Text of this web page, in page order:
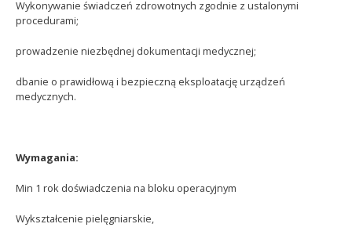
Wykonywanie świadczeń zdrowotnych zgodnie z ustalonymi
procedurami;
prowadzenie niezbędnej dokumentacji medycznej;
dbanie o prawidłową i bezpieczną eksploatację urządzeń
medycznych.
Wymagania:
Min 1 rok doświadczenia na bloku operacyjnym
Wykształcenie pielęgniarskie,